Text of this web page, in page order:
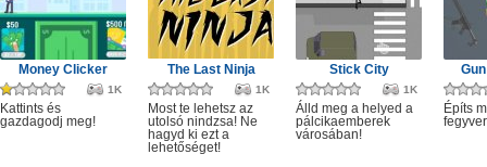
Money Clicker
1K
Kattints és
gazdagodj meg!
The Last Ninja
1K
Most te lehetsz az
utolsó nindzsa! Ne
hagyd ki ezt a
lehetőséget!
Stick City
1K
Álld meg a helyed a
pálcikaemberek
városában!
Építs